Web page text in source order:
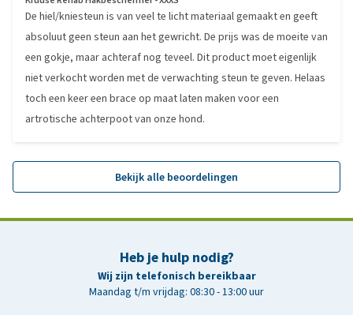
De hiel/kniesteun is van veel te licht materiaal gemaakt en geeft
absoluut geen steun aan het gewricht. De prijs was de moeite van
een gokje, maar achteraf nog teveel. Dit product moet eigenlijk
niet verkocht worden met de verwachting steun te geven. Helaas
toch een keer een brace op maat laten maken voor een
artrotische achterpoot van onze hond.
Bekijk alle beoordelingen
Heb je hulp nodig?
Wij zijn telefonisch bereikbaar
Maandag t/m vrijdag: 08:30 - 13:00 uur